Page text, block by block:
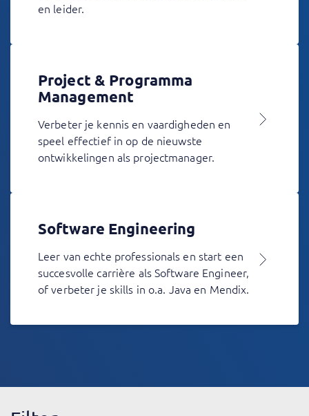
en leider.
Project & Programma
Management
Verbeter je kennis en vaardigheden en
speel effectief in op de nieuwste
ontwikkelingen als projectmanager.
Software Engineering
Leer van echte professionals en start een
succesvolle carrière als Software Engineer,
of verbeter je skills in o.a. Java en Mendix.